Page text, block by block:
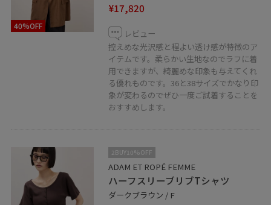
●お気に入り機能●
お気に入りの投稿やスタッフを
♡マークをタップして頂くだけで後ほど【お気に入り】
からすぐにご覧頂けるようになりました！
過去の気になっている投稿や、チェックしておきたい投
稿にぜひご利用くださいませ☺︎
40%OFF
¥17,820
レビュー
控えめな光沢感と程よい透け感が特徴のア
イテムです。柔らかい生地なのでラフに着
用できますが、綺麗めな印象も与えてくれ
る優れものです。36と38サイズでかなり印
象が変わるのでぜひ一度ご試着することを
おすすめします。
2BUY10%OFF
ADAM ET ROPÉ FEMME
ハーフスリーブリブTシャツ
ダークブラウン / F